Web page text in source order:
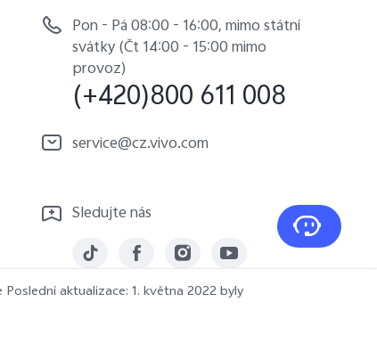
Pon - Pá 08:00 - 16:00, mimo státní
svátky (Čt 14:00 - 15:00 mimo
provoz)
(+420)800 611 008
service@cz.vivo.com
Sledujte nás
Poslední aktualizace: 1. května 2022 byly